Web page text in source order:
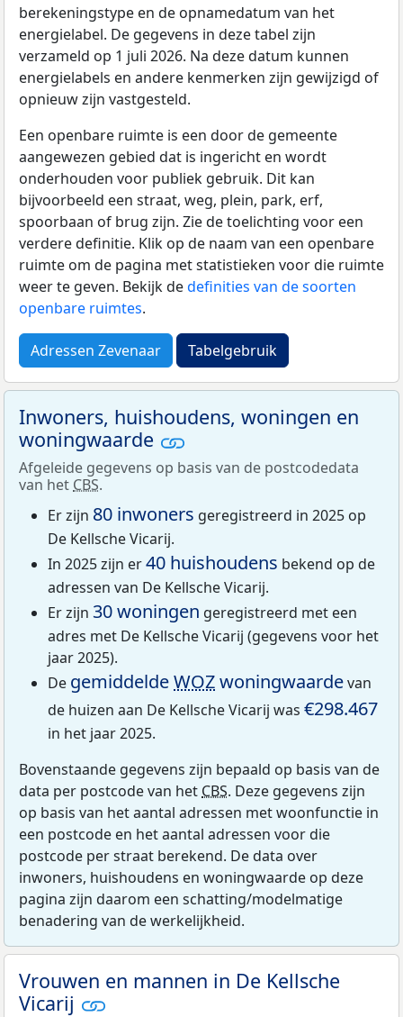
berekeningstype en de opnamedatum van het
energielabel. De gegevens in deze tabel zijn
verzameld op 1 juli 2026. Na deze datum kunnen
energielabels en andere kenmerken zijn gewijzigd of
opnieuw zijn vastgesteld.
Een openbare ruimte is een door de gemeente
aangewezen gebied dat is ingericht en wordt
onderhouden voor publiek gebruik. Dit kan
bijvoorbeeld een straat, weg, plein, park, erf,
spoorbaan of brug zijn. Zie de toelichting voor een
verdere definitie. Klik op de naam van een openbare
ruimte om de pagina met statistieken voor die ruimte
weer te geven. Bekijk dedefinities van de soorten
openbare ruimtes.
Adressen Zevenaar Tabelgebruik
Inwoners, huishoudens, woningen en
woningwaarde
Afgeleide gegevens op basis van de postcodedata
van het CBS.
Er zijn 80 inwoners geregistreerd in 2025 op
De Kellsche Vicarij.
In 2025 zijn er40 huishoudens bekend op de
adressen van De Kellsche Vicarij.
Er zijn 30 woningen geregistreerd met een
adres met De Kellsche Vicarij (gegevens voor het
jaar 2025).
De gemiddeldeWOZwoningwaardevan
de huizen aan De Kellsche Vicarij was €298.467
in het jaar 2025.
Bovenstaande gegevens zijn bepaald op basis van de
data per postcode van het CBS. Deze gegevens zijn
op basis van het aantal adressen met woonfunctie in
een postcode en het aantal adressen voor die
postcode per straat berekend. De data over
inwoners, huishoudens en woningwaarde op deze
pagina zijn daarom een schatting/modelmatige
benadering van de werkelijkheid.
Vrouwen en mannen in De Kellsche
Vicarij